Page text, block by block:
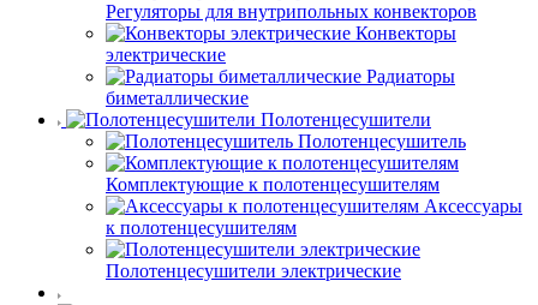
Регуляторы для внутрипольных конвекторов
Конвекторы
электрические
Радиаторы
биметаллические
Полотенцесушители
Полотенцесушитель
Комплектующие к полотенцесушителям
Аксессуары
к полотенцесушителям
Полотенцесушители электрические